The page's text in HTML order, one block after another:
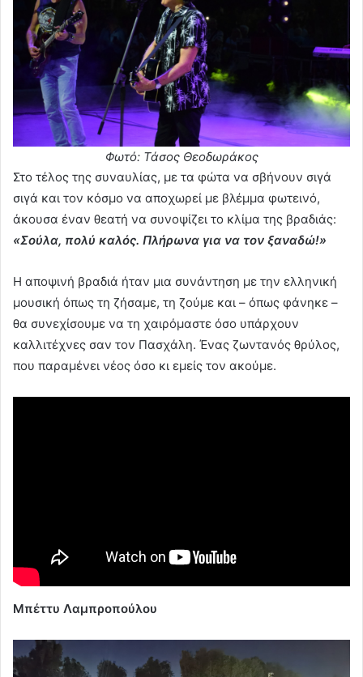
Φωτό: Τάσος Θεοδωράκος
Στο τέλος της συναυλίας, με τα φώτα να σβήνουν σιγά
σιγά και τον κόσμο να αποχωρεί με βλέμμα φωτεινό,
άκουσα έναν θεατή να συνοψίζει το κλίμα της βραδιάς:
«Σούλα, πολύ καλός. Πλήρωνα για να τον ξαναδώ!»
Η αποψινή βραδιά ήταν μια συνάντηση με την ελληνική
μουσική όπως τη ζήσαμε, τη ζούμε και – όπως φάνηκε –
θα συνεχίσουμε να τη χαιρόμαστε όσο υπάρχουν
καλλιτέχνες σαν τον Πασχάλη. Ένας ζωντανός θρύλος,
που παραμένει νέος όσο κι εμείς τον ακούμε.
Μπέττυ Λαμπροπούλου